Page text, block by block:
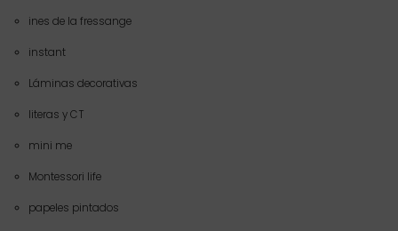
ines de la fressange
instant
Láminas decorativas
literas y CT
mini me
Montessori life
papeles pintados